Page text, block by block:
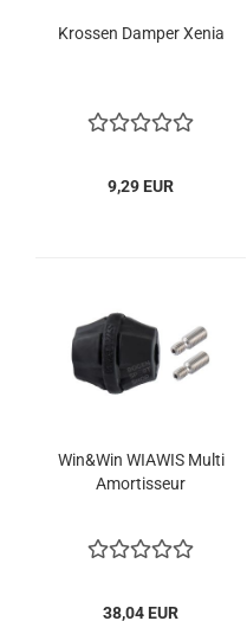
Krossen Damper Xenia
9,29 EUR
Win&Win WIAWIS Multi
Amortisseur
38,04 EUR